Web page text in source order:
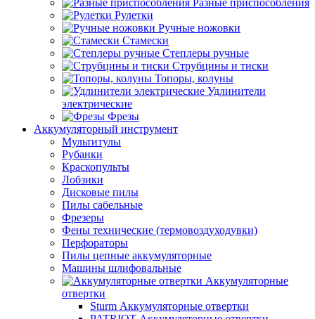
Разные приспособления
Рулетки
Ручные ножовки
Стамески
Степлеры ручные
Струбцины и тиски
Топоры, колуны
Удлинители
электрические
Фрезы
Аккумуляторный инструмент
Мультитулы
Рубанки
Краскопульты
Лобзики
Дисковые пилы
Пилы сабельные
Фрезеры
Фены технические (термовоздуходувки)
Перфораторы
Пилы цепные аккумуляторные
Машины шлифовальные
Аккумуляторные
отвертки
Sturm Аккумуляторные отвертки